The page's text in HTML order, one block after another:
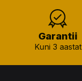
Garantii
Kuni 3 aastat